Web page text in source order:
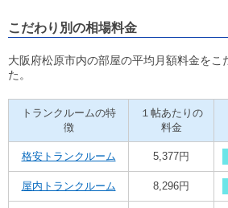
こだわり別の相場料金
大阪府松原市内の部屋の平均月額料金をこ
た。
トランクルームの特
徴
１帖あたりの
料金
格安トランクルーム 5,377円
屋内トランクルーム 8,296円